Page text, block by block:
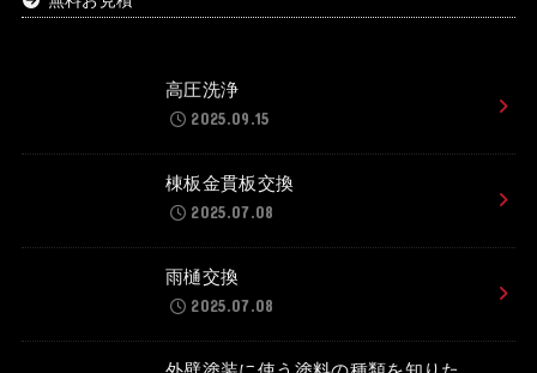
高圧洗浄
2025.09.15
棟板金貫板交換
2025.07.08
雨樋交換
2025.07.08